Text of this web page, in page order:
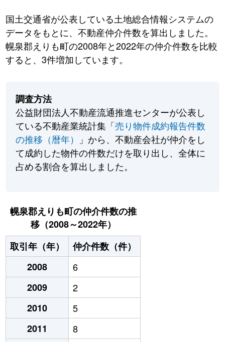
国土交通省が公表している土地総合情報システムの
データをもとに、不動産仲介件数を算出しました。
幌泉郡えりも町の2008年と2022年の仲介件数を比較
すると、3件増加しています。
調査方法
公益財団法人不動産流通推進センターが公表し
ている不動産業統計集「売り物件成約報告件数
の推移（暦年）
」から、不動産会社が仲介をし
て成約した物件の件数だけを取り出し、全体に
占める割合を算出しました。
幌泉郡えりも町の仲介件数の推
移（2008～2022年）
取引年（年）
仲介件数（件）
2008
6
2009
2
2010
5
2011
8